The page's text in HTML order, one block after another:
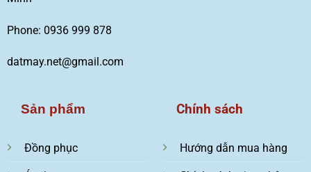
Phone: 0936 999 878
datmay.net@gmail.com
Sản phẩm
Đồng phục
Chính sách
Hướng dẫn mua hàng